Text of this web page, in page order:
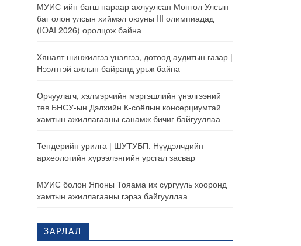
МУИС-ийн багш нараар ахлуулсан Монгол Улсын
баг олон улсын хиймэл оюуны III олимпиадад
(IOAI 2026) оролцож байна
Хяналт шинжилгээ үнэлгээ, дотоод аудитын газар |
Нээлттэй ажлын байранд урьж байна
Орчуулагч, хэлмэрчийн мэргэшлийн үнэлгээний
төв БНСУ-ын Дэлхийн К-соёлын консерциумтай
хамтын ажиллагааны санамж бичиг байгууллаа
Тендерийн урилга | ШУТУБП, Нүүдэлчдийн
археологийн хүрээлэнгийн урсгал засвар
МУИС болон Японы Тояама их сургууль хооронд
хамтын ажиллагааны гэрээ байгууллаа
ЗАРЛАЛ